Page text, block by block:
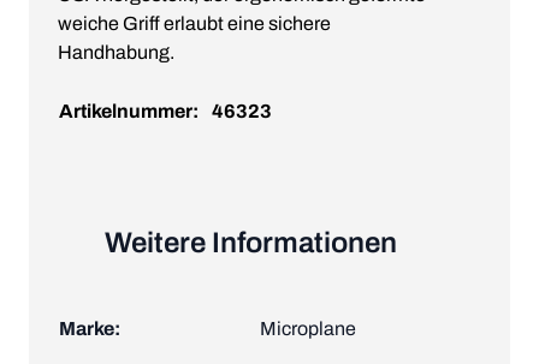
weiche Griff erlaubt eine sichere
Handhabung.
Artikelnummer: 46323
Weitere Informationen
Marke: Microplane